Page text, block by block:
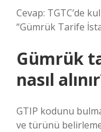
Cevap: TGTC’de
“Gümrük Tarife
Gümrük
nasıl
GTIP kodunu
ve türünü